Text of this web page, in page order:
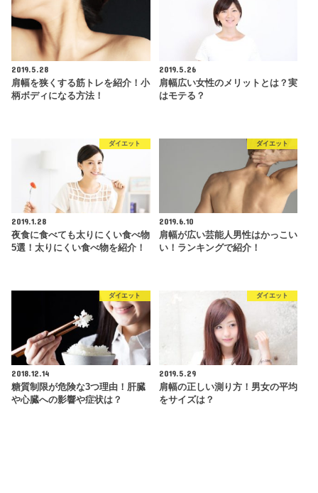
2019.5.28
肩幅を狭くする筋トレを紹介！小
柄ボディになる方法！
2019.5.26
肩幅広い女性のメリットとは？実
はモテる？
ダイエット
2019.1.28
夜食に食べても太りにくい食べ物
5選！太りにくい食べ物を紹介！
ダイエット
2019.6.10
肩幅が広い芸能人男性はかっこい
い！ランキングで紹介！
ダイエット
2018.12.14
糖質制限が危険な3つ理由！肝臓
や心臓への影響や症状は？
ダイエット
2019.5.29
肩幅の正しい測り方！男女の平均
をサイズは？